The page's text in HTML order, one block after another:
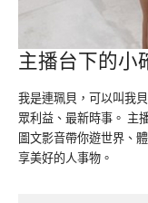
主播台下的小
我是連珮貝，可以叫我
眾利益、最新時事。 主
圖文影音帶你遊世界、
享美好的人事物。